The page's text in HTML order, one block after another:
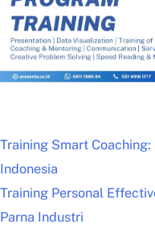
Training Smart Coaching:
Indonesia
Training Personal
Parna Industri